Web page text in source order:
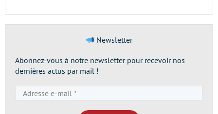
Newsletter
Abonnez-vous à notre newsletter pour recevoir nos
dernières actus par mail !
e-
mail